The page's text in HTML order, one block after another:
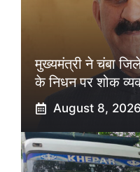
मुख्यमंत्री ने चंबा
के निधन पर शोक
August 8, 2026